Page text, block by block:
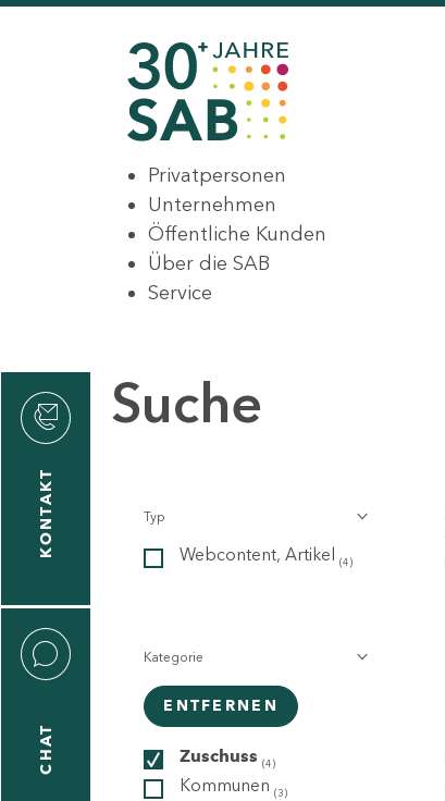
Privatpersonen
Unternehmen
Öffentliche Kunden
Über die SAB
Service
KONTAKT
CHAT
Suche
Typ
Webcontent, Artikel (4)
Kategorie
ENTFERNEN
Zuschuss (4)
Kommunen (3)